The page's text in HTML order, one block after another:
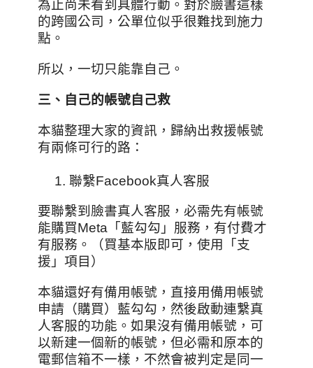
為止尚未看到具體行動。對於臉書這樣
的跨國公司，公單位似乎很難找到施力
點。
所以，一切只能靠自己。
三、自己的帳號自己救
本貓整理大家的資訊，歸納出救援帳號
有兩條可行的路：
聯繫Facebook真人客服
要聯繫到臉書真人客服，必需先有帳號
能購買Meta「藍勾勾」服務，有付費才
有服務。（買基本版即可，使用「支
援」項目）
本貓還好有備用帳號，直接用備用帳號
申請（購買）藍勾勾，然後啟動連繫真
人客服的功能。如果沒有備用帳號，可
以新建一個新的帳號，但必需和原本的
電郵信箱不一樣，不然會被判定是同一